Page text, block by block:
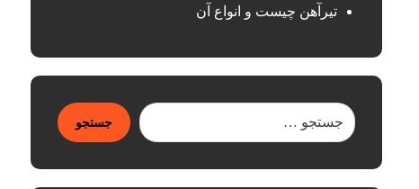
تیرآهن چیست و انواع آن
جستجو